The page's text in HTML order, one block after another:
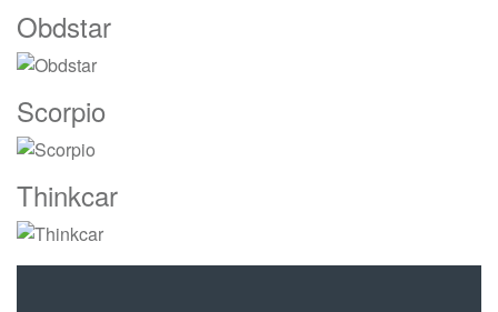
Obdstar
Scorpio
Thinkcar